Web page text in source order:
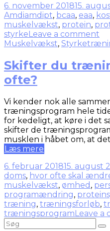
6. november 201815.
Amdiamdipt, bcaa, eaa,
muskelvækst, protein,
styrkeLeave a comment
Muskelvækst,
Skifter du
ofte?
Vi kender nok alle
træningsprogram hele
for kedeligt, at køre i det
skifter de
musklen i håbet om, at
Læs mere
6. februar 201815. august
doms, hvor ofte skal
muskelvækst, ømhed ,
programændring,
træning, træningsforløb,
træningsprogramLeave a